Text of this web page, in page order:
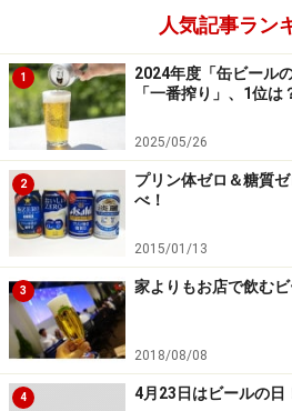
1/
人気記事ラン
1
2024年度「缶ビール
「一番搾り」、1位は
2025/05/26
2
プリン体ゼロ＆糖質
べ！
2015/01/13
3 家よりもお店で飲む
2018/08/08
4 4月23日はビールの